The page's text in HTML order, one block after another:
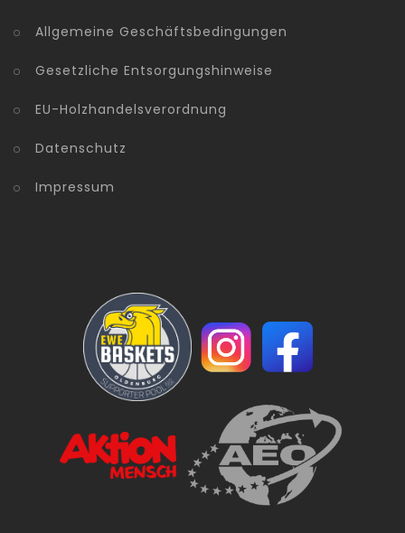
Allgemeine Geschäftsbedingungen
Gesetzliche Entsorgungshinweise
EU-Holzhandelsverordnung
Datenschutz
Impressum